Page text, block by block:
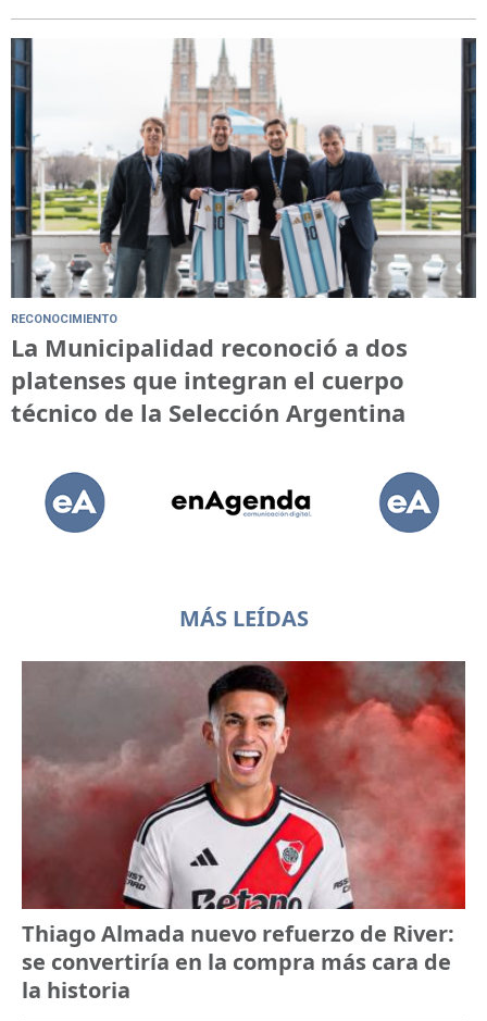
RECONOCIMIENTO
La Municipalidad reconoció a dos
platenses que integran el cuerpo
técnico de la Selección Argentina
MÁS LEÍDAS
Thiago Almada nuevo refuerzo de River:
se convertiría en la compra más cara de
la historia